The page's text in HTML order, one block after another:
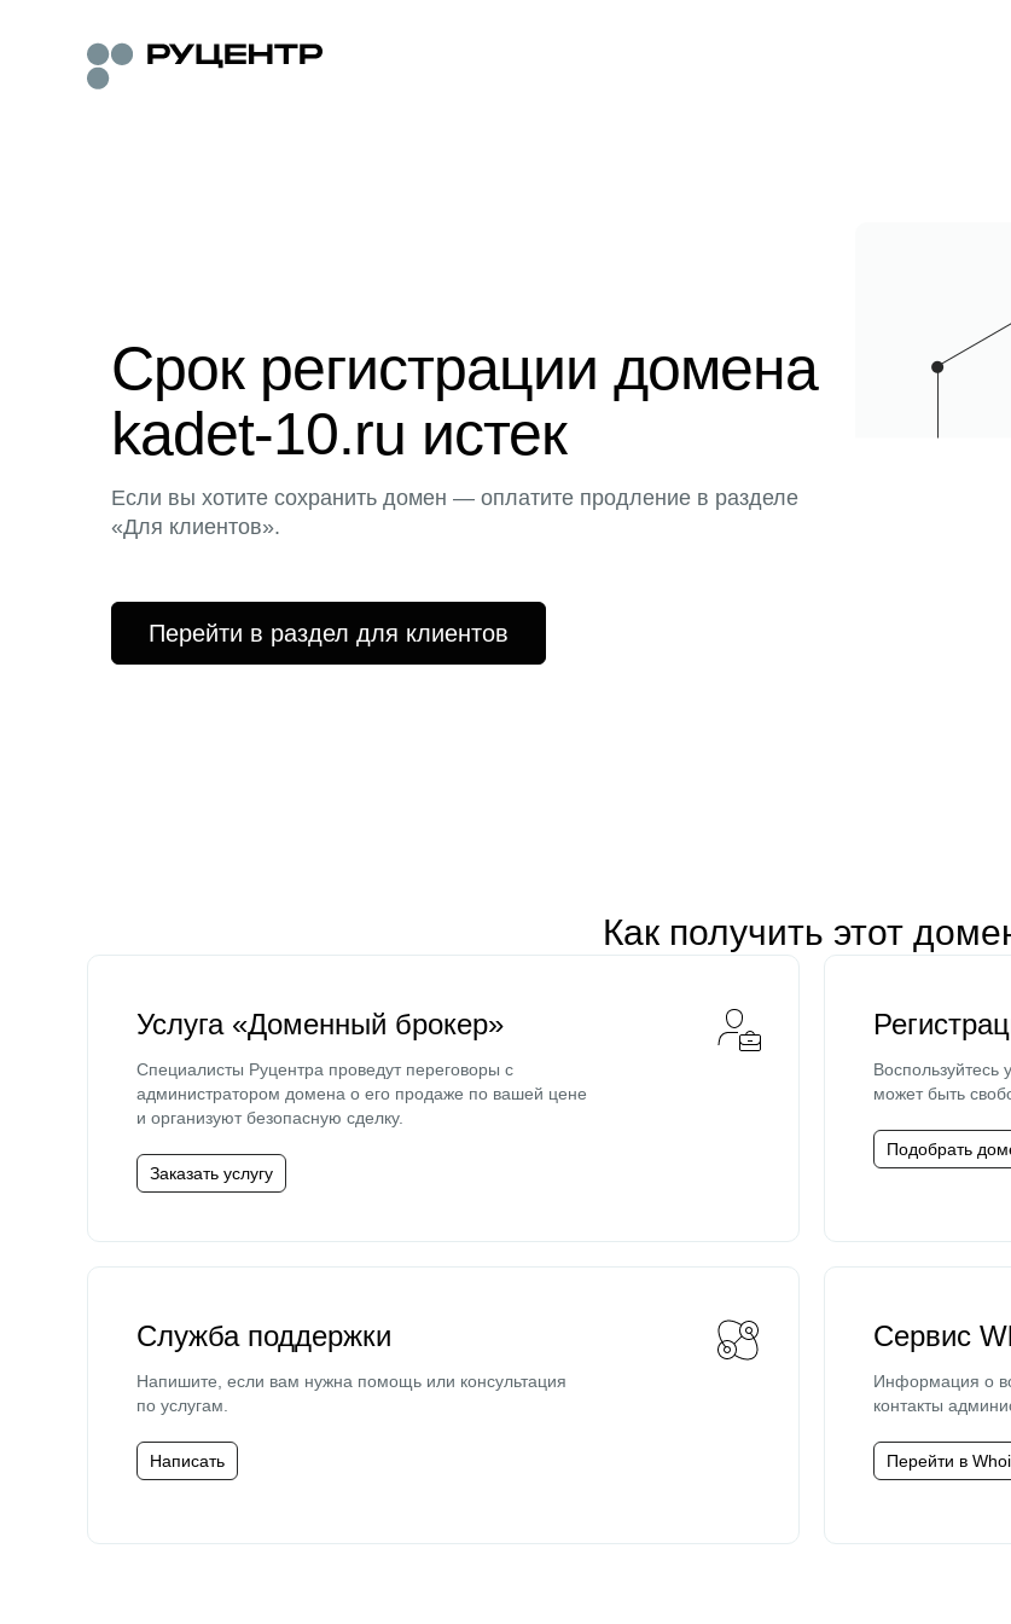
Срок регистрации домена
kadet-10.ru истек
Если вы хотите сохранить домен — оплатите продление в разделе
«Для клиентов».
Перейти в раздел для клиентов
Как получить этот
Услуга «Доменный брокер»
Специалисты Руцентра проведут переговоры с
администратором домена о его продаже по вашей цене
и организуют безопасную сделку.
Заказать услугу
может быть
Подобрать
Служба поддержки
Напишите, если вам нужна помощь или консультация
по услугам.
Написать
Сервис
Информация о
контакты
Перейти в